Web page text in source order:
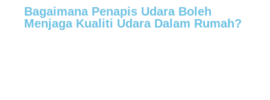
Bagaimana Penapis Udara Boleh
Menjaga Kualiti Udara Dalam Rumah?